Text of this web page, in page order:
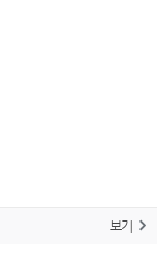
보기